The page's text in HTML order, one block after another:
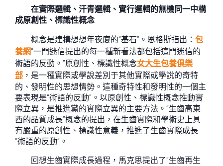
在實際邏輯、汗青邏輯、實行邏輯的無機同一中構
成原創性、標識性概念
概念是建構想想年夜廈的“基石”。恩格斯指出： 包
養網“一門迷信提出的每一種新看法都包括這門迷信的
術語的反動。”原創性、標識性概念女大生包養俱樂
部 ，是一種實際或學說差別于其他實際或學說的奇特
的、發明性的思想情勢。這種奇特性和發明性的一個主
要表現是“術語的反動”。以原創性、標識性概念推動實
際立異，是推進黨的實際立異的主要方法。“生齒高東
西的品質成長”概念的提出，在生齒實際和學術史上具
有嚴重的原創性、標識性意義，推進了生齒實際成長
“術語的反動”。
回想生齒實際成長過程，馬克思提出了“生齒再生